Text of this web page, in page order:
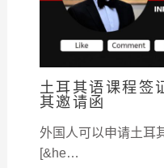
土耳其语课程签
其邀请函
外国人可以申请土耳
[&he…